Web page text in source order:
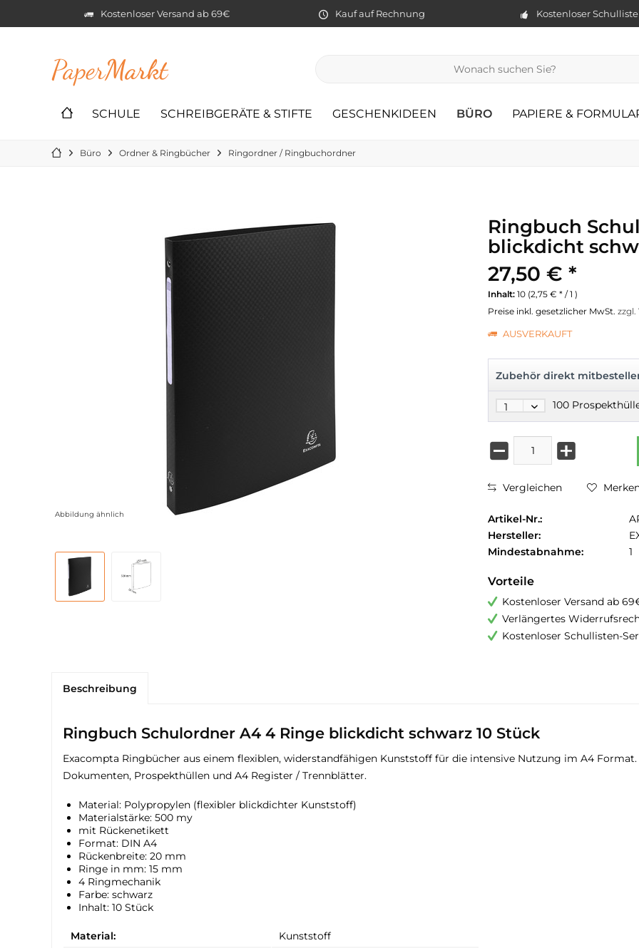
Kostenloser Versand ab 69€ Kauf auf Rechnung Kostenloser
PaperMarkt
SCHULE SCHREIBGERÄTE & STIFTE GESCHENKIDEEN BÜRO PAPIERE &
Büro Ordner & Ringbücher Ringordner / Ringbuchordner
Abbildung ähnlich
Ringbuch
blickdicht
27,50 € *
Inhalt: 10 (2,75 € * / 1 )
Preise inkl. gesetzlicher MwSt. zzgl.
AUSVERKAUFT
Zubehör direkt
Vergleichen
Artikel-Nr.:
Hersteller:
Mindestabnahme:
1
Vorteile
Kostenloser Versand ab
Verlängertes
Kostenloser Schullisten-
Beschreibung
Ringbuch Schulordner A4 4 Ringe blickdicht schwarz 10 Stück
Exacompta Ringbücher aus einem flexiblen, widerstandfähigen Kunststoff für die intensive Nutzung im A4
Dokumenten, Prospekthüllen und A4 Register / Trennblätter.
Material: Polypropylen (flexibler blickdichter Kunststoff)
Materialstärke: 500 my
mit Rückenetikett
Format: DIN A4
Rückenbreite: 20 mm
Ringe in mm: 15 mm
4 Ringmechanik
Farbe: schwarz
Inhalt: 10 Stück
Material:
Kunststoff